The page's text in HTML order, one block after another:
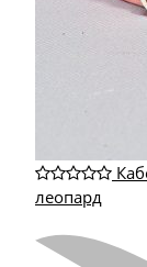
леопард